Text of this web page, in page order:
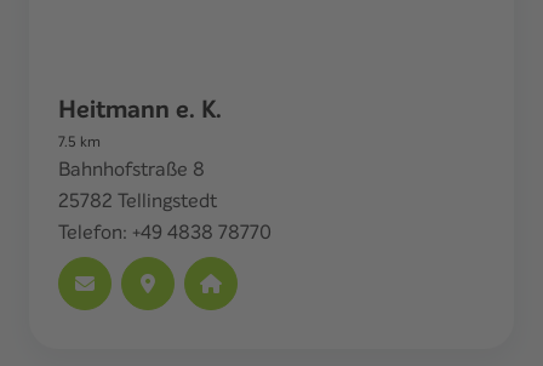
Heitmann e. K.
7.5 km
Bahnhofstraße 8
25782 Tellingstedt
Telefon: +49 4838 78770